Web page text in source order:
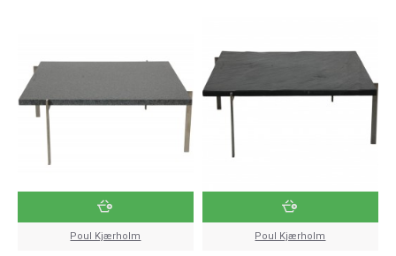
Poul Kjærholm Poul Kjærholm